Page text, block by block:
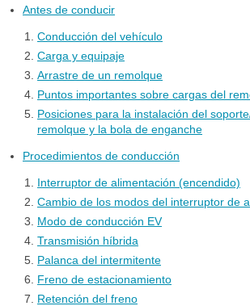
Antes de conducir
Conducción del vehículo
Carga y equipaje
Arrastre de un remolque
Puntos importantes sobre cargas del
Posiciones para la instalación del
remolque y la bola de enganche
Procedimientos de conducción
Interruptor de alimentación (encendido)
Cambio de los modos del interruptor de
Modo de conducción EV
Transmisión híbrida
Palanca del intermitente
Freno de estacionamiento
Retención del freno